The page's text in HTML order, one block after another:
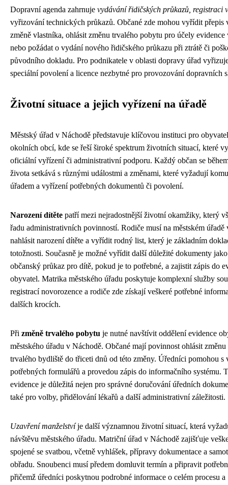
Dopravní agenda zahrnuje vydávání řidičských průkazů, registraci
vyřizování technických průkazů. Občané zde mohou vyřídit přepis
změně vlastníka, ohlásit změnu trvalého pobytu pro účely evidence
nebo požádat o vydání nového řidičského průkazu při ztrátě či
původního dokladu. Pro podnikatele v oblasti dopravy úřad
speciální povolení a licence nezbytné pro provozování dopravních
Životní situace a jejich vyřízení na úřadě
Městský úřad v Náchodě představuje klíčovou instituci pro
okolních obcí, kde se řeší široké spektrum životních situací, které
oficiální vyřízení či administrativní podporu. Každý občan se
života setkává s různými událostmi a změnami, které vyžadují
úřadem a vyřízení potřebných dokumentů či povolení.
Narození dítěte patří mezi nejradostnější životní okamžiky, který
řadu administrativních povinností. Rodiče musí na městském úřadě
nahlásit narození dítěte a vyřídit rodný list, který je základním
totožnosti. Současně je možné vyřídit další důležité dokumenty
občanský průkaz pro dítě, pokud je to potřebné, a zajistit zápis do
obyvatel. Matrika městského úřadu poskytuje komplexní služby
registrací novorozence a rodiče zde získají veškeré potřebné
dalších krocích.
Při změně trvalého pobytu je nutné navštívit oddělení evidence
městského úřadu v Náchodě. Občané mají povinnost ohlásit změnu
trvalého bydliště do třiceti dnů od této změny. Úředníci pomohou s
potřebných formulářů a provedou zápis do informačního systému.
evidence je důležitá nejen pro správné doručování úředních
také pro volby, přidělování lékařů a další administrativní záležitosti.
Uzavření manželstvíje další významnou životní situací, která
návštěvu městského úřadu. Matriční úřad v Náchodě zajišťuje
spojené se svatbou, včetně vyhlášek, přípravy dokumentace a
obřadu. Snoubenci musí předem domluvit termín a připravit
přičemž úředníci poskytnou podrobné informace o celém procesu a